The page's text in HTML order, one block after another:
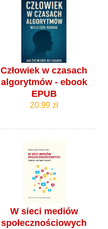
Człowiek w czasach
algorytmów - ebook
EPUB
20.99 zł
W sieci mediów
społecznościowych